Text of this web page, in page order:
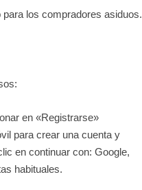
los compradores asiduos.
en «Registrarse»
para crear una cuenta y
en continuar con: Google,
habituales.